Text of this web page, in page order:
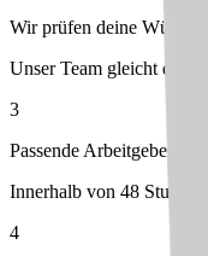
Wir prüfen deine Wünsche
Unser Team gleicht dein
3
Passende Arbeitgeber
Innerhalb von 48
4